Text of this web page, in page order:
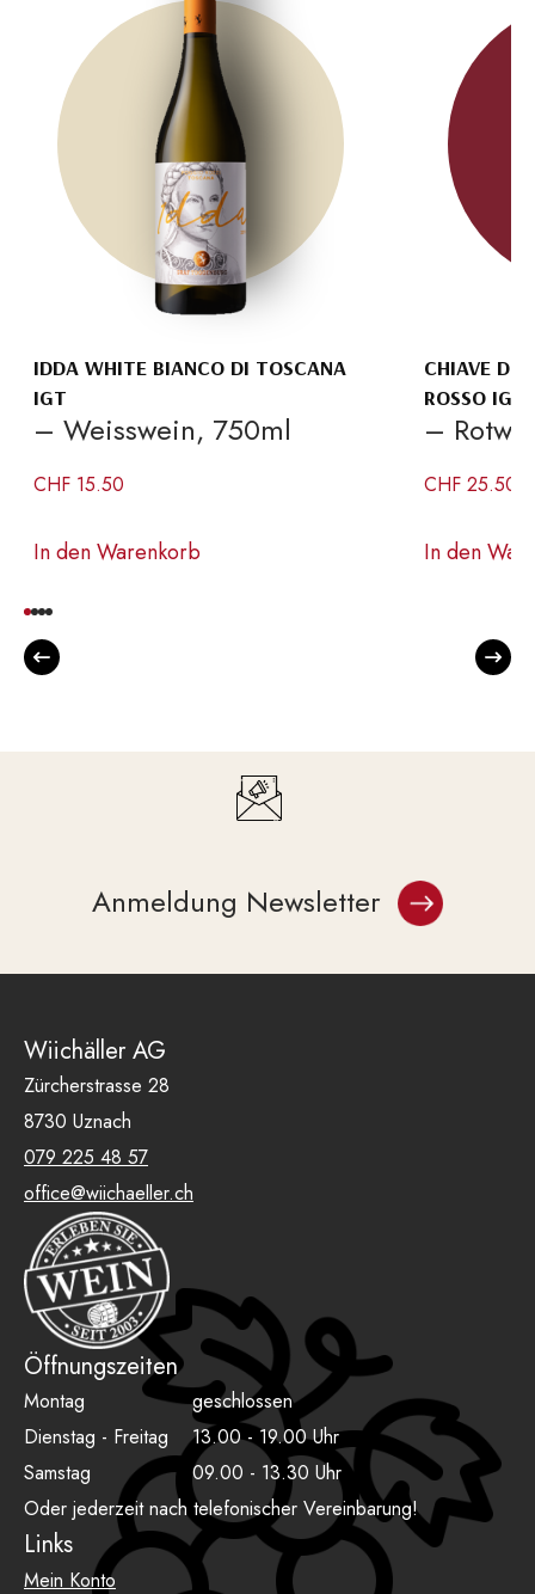
IDDA WHITE BIANCO DI TOSCANA
IGT
– Weisswein, 750ml
CHF 15.50
In den Warenkorb
CHIAVE DI
ROSSO IGT
–
CHF 25.50
In den
Anmeldung Newsletter
Wiichäller AG
Zürcherstrasse 28
8730 Uznach
079 225 48 57
office@wiichaeller.ch
Öffnungszeiten
Montag
geschlossen
Dienstag - Freitag
13.00 - 19.00 Uhr
Samstag
09.00 - 13.30 Uhr
Oder jederzeit nach telefonischer Vereinbarung!
Links
Mein Konto